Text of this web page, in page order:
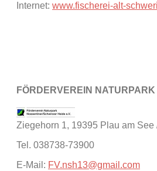
Internet: www.fischerei-alt-
FÖRDERVEREIN
Ziegehorn 1, 19395 Plau am See
Tel. 038738-73900
E-Mail: FV.nsh13@gmail.com